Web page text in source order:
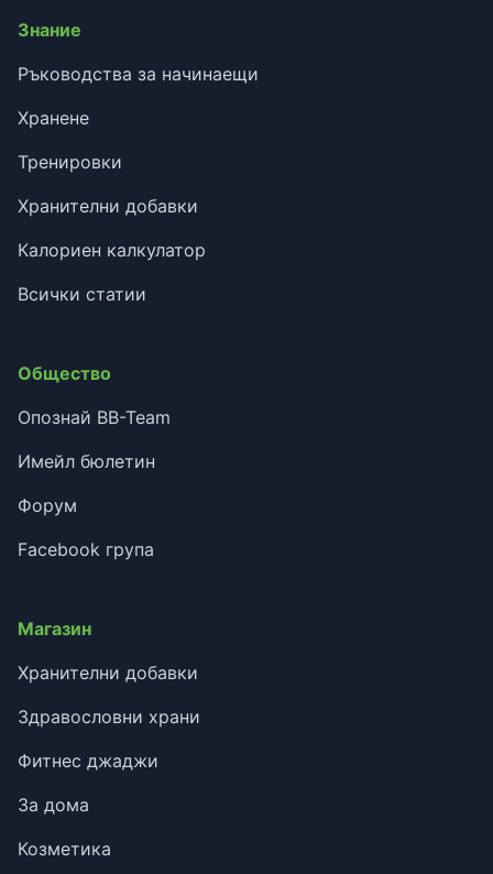
Знание
Ръководства за начинаещи
Хранене
Тренировки
Хранителни добавки
Калориен калкулатор
Всички статии
Общество
Опознай BB-Team
Имейл бюлетин
Форум
Facebook група
Магазин
Хранителни добавки
Здравословни храни
Фитнес джаджи
За дома
Козметика